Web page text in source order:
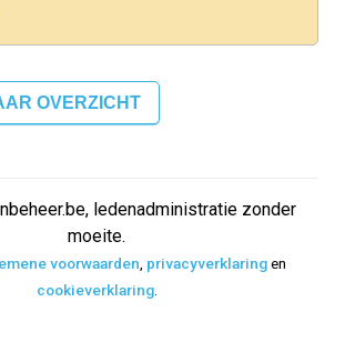
OVERZICHT
ledenadministratie zonder
moeite.
voorwaarden, privacyverklaringen
cookieverklaring.